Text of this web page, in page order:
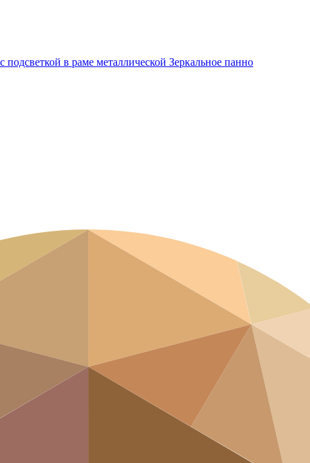
подсветкой в раме металлической Зеркальное панно